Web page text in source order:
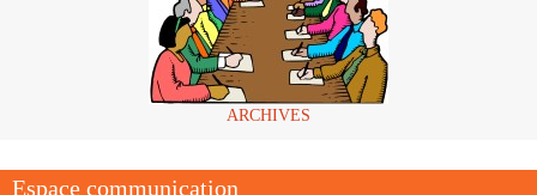
ARCHIVES
Espace communication